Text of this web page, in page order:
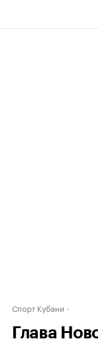
Спорт Кубани
Глава